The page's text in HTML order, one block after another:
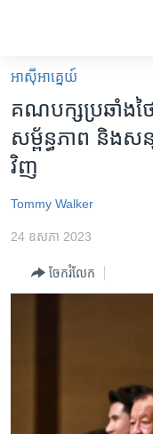
គេហទំព័រ​
ទាក់ទង
និង​
ចូល​
ទំព័រ​
ព័ត៌មាន​​
រំលង​
អន្តរជាតិ
អាមេរិក
ព្រឹត្តិការណ៍ព័ត៌មាន
Khmer English
អាស៊ី​អាគ្នេយ៍
គណបក្ស​ប្រឆាំង​ថ
សម្ព័ន្ធភាព និង​សន្
វិញ
Tommy Walker
24 ឧសភា 2023
ចែករំលែក